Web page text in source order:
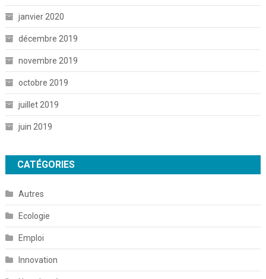
janvier 2020
décembre 2019
novembre 2019
octobre 2019
juillet 2019
juin 2019
CATÉGORIES
Autres
Ecologie
Emploi
Innovation